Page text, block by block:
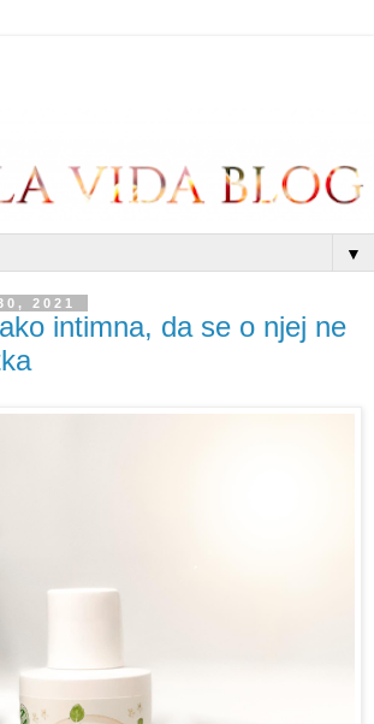
▼
2021
intimna, da se o njej ne